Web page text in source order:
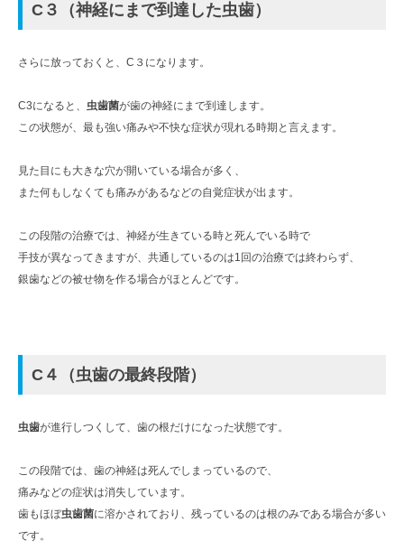
C ３（神経にまで到達した虫歯）
さらに放っておくと、C３になります。
C3になると、 虫歯菌が歯の神経にまで到達します。
この状態が、最も強い痛みや不快な症状が現れる時期と言えます。
見た目にも大きな穴が開いている場合が多く、
また何もしなくても痛みがあるなどの自覚症状が出ます。
この段階の治療では、神経が生きている時と死んでいる時で
手技が異なってきますが、共通しているのは1回の治療では終わらず、
銀歯などの被せ物を作る場合がほとんどです。
C ４（虫歯の最終段階）
虫歯が進行しつくして、歯の根だけになった状態です。
この段階では、歯の神経は死んでしまっているので、
痛みなどの症状は消失しています。
歯もほぼ虫歯菌に溶かされており、残っているのは根のみである場合が多い
です。